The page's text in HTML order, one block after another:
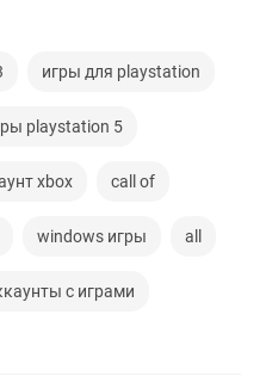
игры для playstation
playstation 5
xbox call of
windows игры all
с играми